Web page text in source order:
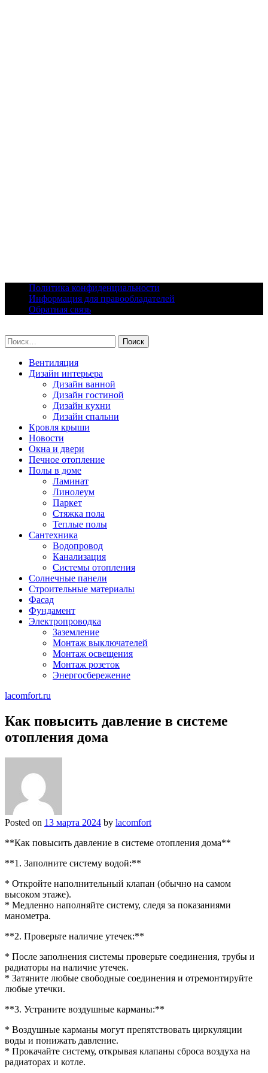
content
Политика конфиденциальности
Информация для правообладателей
Обратная связь
Найти:
Вентиляция
Дизайн интерьера
Дизайн ванной
Дизайн гостиной
Дизайн кухни
Дизайн спальни
Кровля крыши
Новости
Окна и двери
Печное отопление
Полы в доме
Ламинат
Линолеум
Паркет
Стяжка пола
Теплые полы
Сантехника
Водопровод
Канализация
Системы отопления
Солнечные панели
Строительные материалы
Фасад
Фундамент
Электропроводка
Заземление
Монтаж выключателей
Монтаж освещения
Монтаж розеток
Энергосбережение
lacomfort.ru
Как повысить давление в системе
отопления дома
Posted on 13 марта 2024 by lacomfort
**Как повысить давление в системе отопления дома**
**1. Заполните систему водой:**
* Откройте наполнительный клапан (обычно на самом
высоком этаже).
* Медленно наполняйте систему, следя за показаниями
манометра.
**2. Проверьте наличие утечек:**
* После заполнения системы проверьте соединения, трубы и
радиаторы на наличие утечек.
* Затяните любые свободные соединения и отремонтируйте
любые утечки.
**3. Устраните воздушные карманы:**
* Воздушные карманы могут препятствовать циркуляции
воды и понижать давление.
* Прокачайте систему, открывая клапаны сброса воздуха на
радиаторах и котле.